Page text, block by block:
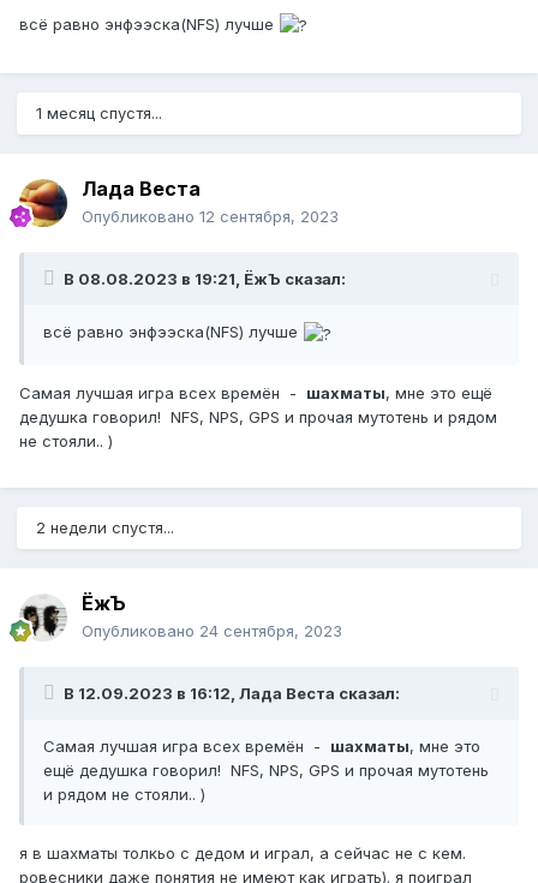
воскресеньям нет? Или почему в Узбекистане все ездят
на 80м бензине, а у нас на 92м??
всё равно энфээска(NFS) лучше
1 месяц спустя...
Лада Веста
Опубликовано 12 сентября, 2023
В 08.08.2023 в 19:21, ЁжЪ сказал:
всё равно энфээска(NFS) лучше
Самая лучшая игра всех времён - шахматы, мне это ещё
дедушка говорил! NFS, NPS, GPS и прочая мутотень и рядом
не стояли.. )
2 недели спустя...
ЁжЪ
Опубликовано 24 сентября, 2023
В 12.09.2023 в 16:12, Лада Веста сказал:
Самая лучшая игра всех времён - шахматы, мне это
ещё дедушка говорил! NFS, NPS, GPS и прочая мутотень
и рядом не стояли.. )
я в шахматы толкьо с дедом и играл, а сейчас не с кем.
ровесники даже понятия не имеют как играть). я поиграл